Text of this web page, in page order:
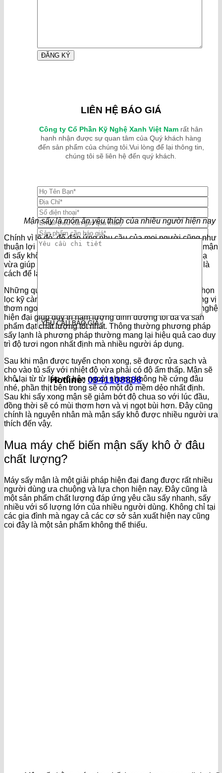
LIÊN HỆ BÁO GIÁ
Công ty Cổ Phần Kỹ Nghệ Xanh Việt Nam rất hân
hạnh nhận được sự quan tâm của Quý khách hàng
đến sản phẩm của chúng tôi.Vui lòng để lại thông tin,
chúng tôi sẽ liên hệ đến quý khách.
Hotline: 0941108888
Mận sấy là món ăn yêu thích của nhiều người hiện nay
Chính vì lẽ đó, để đáp ứng nhu cầu của mọi người cũng như
thuận lợi hơn trong công tác bảo quản mà người ta đem mận
đi sấy khô. Điều này vừa tạo thêm những hương vị mới lạ
vừa giúp người nông dân tăng thêm thu nhập. Dưới đây là
cách để làm món mận sấy khô:
Những quả mận chín sau khi được hái xuống sẽ được chọn
lọc kỹ càng trước khi đem đi sấy khô giúp đảm bảo hương vị
thơm ngon nhất của mận. Mận được sấy khô theo công nghệ
hiện đại giúp duy trì hàm lượng dinh dưỡng tối đa và sản
phẩm đạt chất lượng tốt nhất. Thông thường phương pháp
sấy lạnh là phương pháp thường mang lại hiệu quả cao duy
trì độ tươi ngon nhất định mà nhiều người áp dụng.
Sau khi mận được tuyển chọn xong, sẽ được rửa sạch và
cho vào tủ sấy với nhiệt độ vừa phải có độ ẩm thấp. Mận sẽ
khô lại từ từ lớp vỏ bên ngoài nhưng không hề cứng đâu
nhé, phần thịt bên trong sẽ có một độ mềm dẻo nhất định.
Sau khi sấy xong mận sẽ giảm bớt độ chua so với lúc đầu,
đồng thời sẽ có mùi thơm hơn và vị ngọt bùi hơn. Đây cũng
chính là nguyên nhân mà mận sấy khô được nhiều người ưa
thích đến vậy.
Mua máy chế biến mận sấy khô ở đâu
chất lượng?
Máy sấy mận là một giải pháp hiện đại đang được rất nhiều
người dùng ưa chuộng và lựa chọn hiện nay. Đây cũng là
một sản phẩm chất lượng đáp ứng yêu cầu sấy nhanh, sấy
nhiều với số lượng lớn của nhiều người dùng. Không chỉ tại
các gia đình mà ngay cả các cơ sở sản xuất hiện nay cũng
coi đây là một sản phẩm không thể thiếu.